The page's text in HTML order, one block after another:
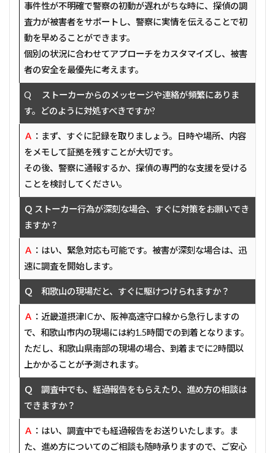
事件性が不明確で警察の初動が遅れがちな時に、探偵の調
査力が被害者をサポートし、警察に実情を伝えることで初
動を早めることができます。
個別の状況に合わせてアプローチをカスタマイズし、被害
者の安全を最優先に考えます。
Q ストーカーからのメッセージや連絡が頻繁にありま
す。どのように対処すべきですか?
Ａ ：まず、すぐに記録を取りましょう。日時や場所、内容
をメモして証拠を残すことが大切です。
その後、警察に通報するか、探偵の専門的な支援を受ける
ことを検討してください。
Ｑ ストーカー行為が深刻な場合、すぐに対策をお願いでき
ますか？
Ａ ：はい、緊急対応も可能です。被害が深刻な場合は、迅
速に調査を開始します。
Ｑ 和歌山の現場だと、すぐに駆けつけられますか？
Ａ ：近畿道摂津ICか、阪神高速守口線から急行しますの
で、和歌山市内の現場には約1.5時間での到着となります。
ただし、和歌山県南部の現場の場合、到着までに2時間以
上かかることが予測されます。
Ｑ 調査中でも、経過報告をもらえたり、進め方の相談は
できますか？
Ａ ：はい、調査中でも経過報告をお送りいたします。ま
た、進め方についてのご相談も随時承りますので、ご安心